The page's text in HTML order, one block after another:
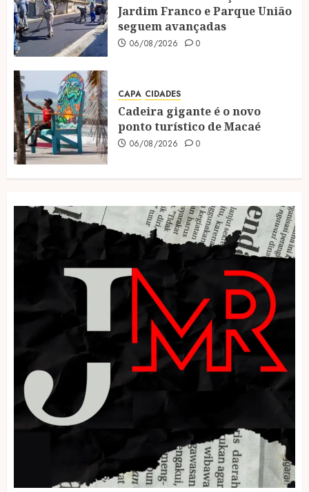
Jardim Franco e Parque União
seguem avançadas
06/08/2026 0
CAPA CIDADES
Cadeira gigante é o novo
ponto turístico de Macaé
06/08/2026 0